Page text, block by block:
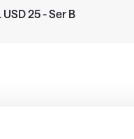
25 - Ser B